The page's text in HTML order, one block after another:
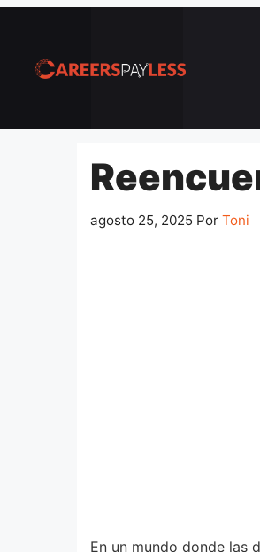
conteúdo
agosto 25, 2025 Por Toni
En un mundo donde las